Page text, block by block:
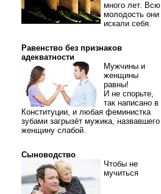
много лет. Всю
молодость они
искали себя.
Равенство без признаков
адекватности
Мужчины и
женщины
равны!
И не спорьте,
так написано в
Конституции, и любая феминистка
зубами загрызёт мужика, назвавшего
женщину слабой.
Сыноводство
Чтобы не
мучиться